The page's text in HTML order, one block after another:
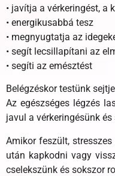
• javítja a vérkeringést, a
• energikusabbá tesz
• megnyugtatja az
• segít lecsillapítani az
• segíti az emésztést
Belégzéskor testünk
Az egészséges légzés
javul a vérkeringésünk
Amikor feszült,
után kapkodni vagy
cselekszünk és sokszor